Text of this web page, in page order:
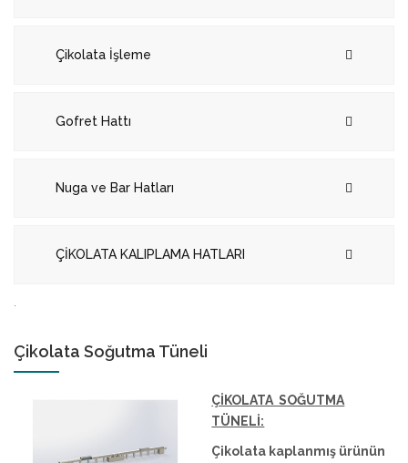
Çikolata İşleme
Gofret Hattı
Nuga ve Bar Hatları
ÇİKOLATA KALIPLAMA HATLARI
Çikolata Soğutma Tüneli
ÇİKOLATA SOĞUTMA
TÜNELİ:
Çikolata kaplanmış ürünün